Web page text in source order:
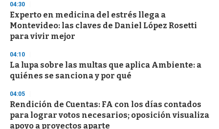
3
s
e
c
o
d
s
04:30
Experto en medicina del estrés llega a
Montevideo: las claves de Daniel López Rosetti
para vivir mejor
04:10
La lupa sobre las multas que aplica Ambiente: a
quiénes se sanciona y por qué
04:05
Rendición de Cuentas: FA con los días contados
para lograr votos necesarios; oposición visualiza
apoyo a proyectos aparte